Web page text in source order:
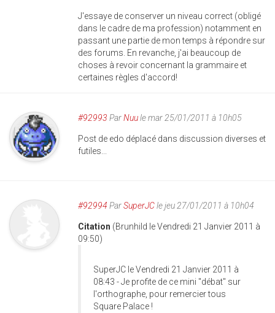
J'essaye de conserver un niveau correct (obligé
dans le cadre de ma profession) notamment en
passant une partie de mon temps à répondre sur
des forums. En revanche, j'ai beaucoup de
choses à revoir concernant la grammaire et
certaines règles d'accord!
#92993 ParNuule mar 25/01/2011 à 10h05
Post de edo déplacé dans discussion diverses et
futiles...
#92994 ParSuperJCle jeu 27/01/2011 à 10h04
Citation (Brunhild le Vendredi 21 Janvier 2011 à
09:50)
SuperJC le Vendredi 21 Janvier 2011 à
08:43 - Je profite de ce mini "débat" sur
l'orthographe, pour remercier tous
Square Palace !